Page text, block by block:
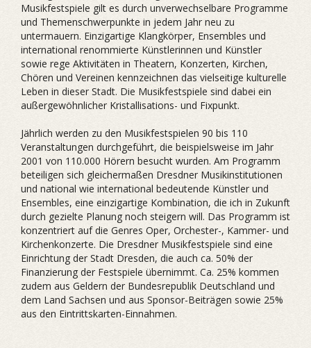
Musikfestspiele gilt es durch unverwechselbare Programme
und Themenschwerpunkte in jedem Jahr neu zu
untermauern. Einzigartige Klangkörper, Ensembles und
international renommierte Künstlerinnen und Künstler
sowie rege Aktivitäten in Theatern, Konzerten, Kirchen,
Chören und Vereinen kennzeichnen das vielseitige kulturelle
Leben in dieser Stadt. Die Musikfestspiele sind dabei ein
außergewöhnlicher Kristallisations- und Fixpunkt.
Jährlich werden zu den Musikfestspielen 90 bis 110
Veranstaltungen durchgeführt, die beispielsweise im Jahr
2001 von 110.000 Hörern besucht wurden. Am Programm
beteiligen sich gleichermaßen Dresdner Musikinstitutionen
und national wie international bedeutende Künstler und
Ensembles, eine einzigartige Kombination, die ich in Zukunft
durch gezielte Planung noch steigern will. Das Programm ist
konzentriert auf die Genres Oper, Orchester-, Kammer- und
Kirchenkonzerte. Die Dresdner Musikfestspiele sind eine
Einrichtung der Stadt Dresden, die auch ca. 50% der
Finanzierung der Festspiele übernimmt. Ca. 25% kommen
zudem aus Geldern der Bundesrepublik Deutschland und
dem Land Sachsen und aus Sponsor-Beiträgen sowie 25%
aus den Eintrittskarten-Einnahmen.